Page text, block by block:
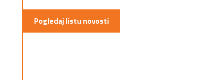
Pogledaj listu novosti